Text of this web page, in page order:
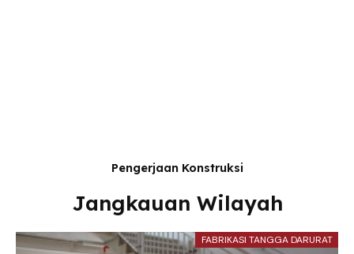
Pengerjaan Konstruksi
Jangkauan Wilayah
FABRIKASI TANGGA DARURAT